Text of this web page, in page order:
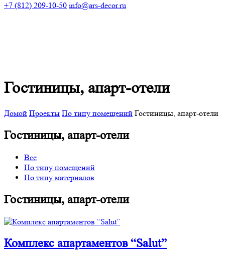
+7 (812) 209-10-50 info@ars-decor.ru
Гостиницы, апарт-отели
Домой Проекты По типу помещений Гостиницы, апарт-отели
Гостиницы, апарт-отели
Все
По типу помещений
По типу материалов
Гостиницы, апарт-отели
Комплекс апартаментов “Salut”